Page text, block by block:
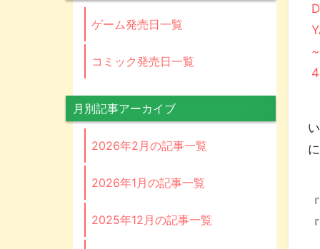
ゲーム発売日一覧
コミック発売日一覧
月別記事アーカイブ
2026年2月の記事一覧
2026年1月の記事一覧
2025年12月の記事一覧